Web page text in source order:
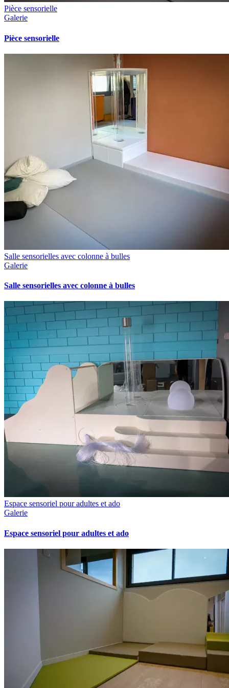
Pièce sensorielle
Galerie
Pièce sensorielle
Salle sensorielles avec colonne à bulles
Galerie
Salle sensorielles avec colonne à bulles
Espace sensoriel pour adultes et ado
Galerie
Espace sensoriel pour adultes et ado